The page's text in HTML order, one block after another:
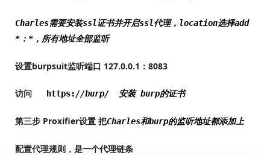
Charles需要安装ssl证书并开启ssl代理，location选择add
*：*，所有地址全部监听
设置burpsuit监听端口 127.0.0.1：8083
访问 https://burp/ 安装 burp的证书
第三步 Proxifier设置 把Charles和burp的监听地址都添加上
配置代理规则，是一个代理链条